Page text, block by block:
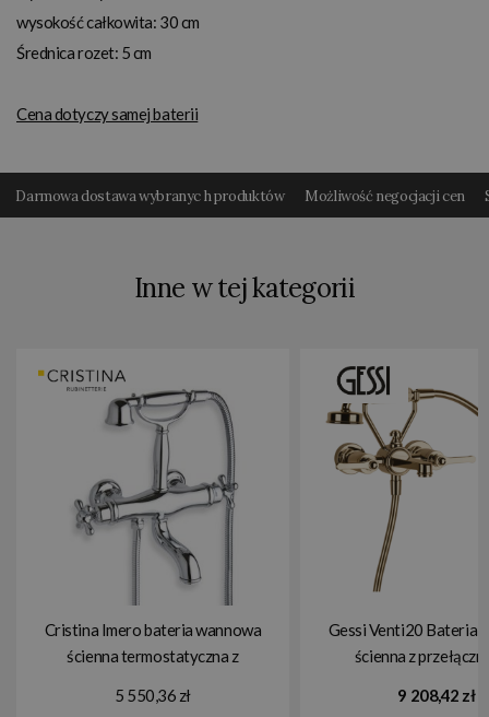
wysokość całkowita: 30 cm
Średnica rozet: 5 cm
Cena dotyczy samej baterii
Darmowa dostawa wybranyc h produktów Możliwość negocjacji cen
Inne w tej kategorii
Cristina Imero bateria wannowa
ścienna termostatyczna z
5 550,36 zł
Gessi Venti20 Bateria
ścienna z
65113.735
9 208,42 zł